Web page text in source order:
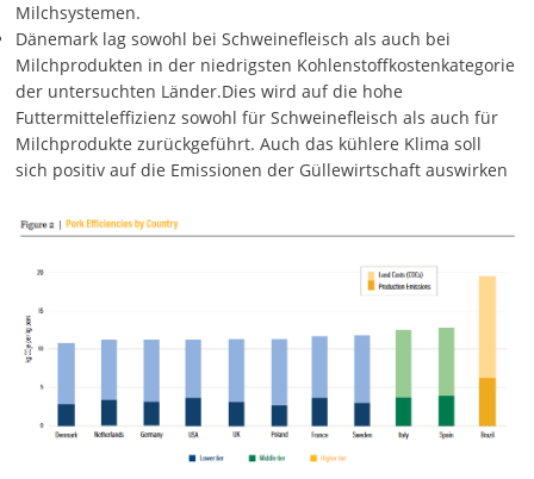
Milchsystemen.
Dänemark lag sowohl bei Schweinefleisch als auch bei
Milchprodukten in der niedrigsten Kohlenstoffkostenkategorie
der untersuchten Länder.Dies wird auf die hohe
Futtermitteleffizienz sowohl für Schweinefleisch als auch für
Milchprodukte zurückgeführt. Auch das kühlere Klima soll
sich positiv auf die Emissionen der Güllewirtschaft auswirken